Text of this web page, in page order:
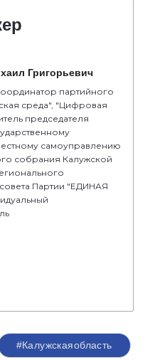
Григорьевич
партийного
среда", "Цифровая
председателя
самоуправлению
собрания Калужской
Партии "ЕДИНАЯ
#Калужскаяобласть